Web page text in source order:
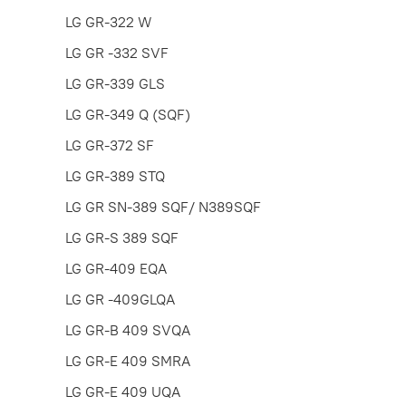
LG GR-322 W
LG GR -332 SVF
LG GR-339 GLS
LG GR-349 Q (SQF)
LG GR-372 SF
LG GR-389 STQ
LG GR SN-389 SQF/ N389SQF
LG GR-S 389 SQF
LG GR-409 EQA
LG GR -409GLQA
LG GR-B 409 SVQA
LG GR-E 409 SMRA
LG GR-E 409 UQA